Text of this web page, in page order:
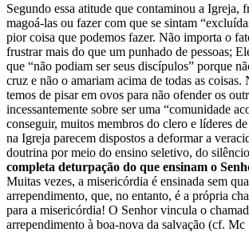
Segundo essa atitude que contaminou a Igreja,
magoá-las ou fazer com que se sintam
pior coisa que podemos fazer. Não importa o
frustrar mais do que um punhado de pessoas;
que “não podiam ser seus discípulos” porque
cruz e não o amariam acima de todas as coisas.
temos de pisar em ovos para não ofender os
incessantemente sobre ser uma “comunidade
conseguir, muitos membros do clero e líderes
na Igreja parecem dispostos a deformar a
doutrina por meio do ensino seletivo, do
completa deturpação do que ensinam o
Muitas vezes, a misericórdia é ensinada sem
arrependimento, que, no entanto, é a própria
para a misericórdia! O Senhor vincula o
arrependimento à boa-nova da salvação (cf. Mc